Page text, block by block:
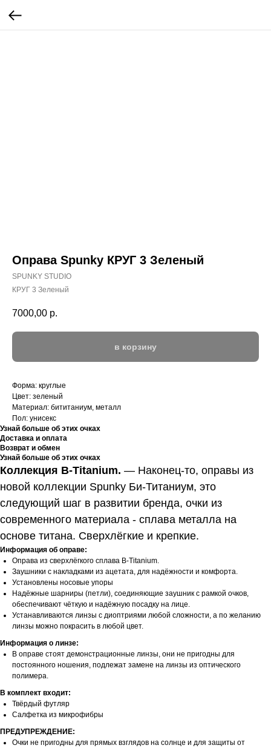
Оправа Spunky КРУГ 3 Зеленый
SPUNKY STUDIO
КРУГ 3 Зеленый
7000,00 р.
в корзину
Форма: круглые
Цвет: зеленый
Материал: бититаниум, металл
Пол: унисекс
Узнай больше об этих очках
Доставка и оплата
Возврат и обмен
Узнай больше об этих очках
Коллекция B-Titanium. — Наконец-то, оправы из
новой коллекции Spunky Би-Титаниум, это
следующий шаг в развитии бренда, очки из
современного материала - сплава металла на
основе титана. Сверхлёгкие и крепкие.
Информация об оправе:
Оправа из сверхлёгкого сплава B-Titanium.
Заушники с накладками из ацетата, для надёжности и комфорта.
Установлены носовые упоры
Надёжные шарниры (петли), соединяющие заушник с рамкой очков,
обеспечивают чёткую и надёжную посадку на лице.
Устанавливаются линзы с диоптриями любой сложности, а по желанию
линзы можно покрасить в любой цвет.
Информация о линзе:
В оправе стоят демонстрационные линзы, они не пригодны для
постоянного ношения, подлежат замене на линзы из оптического
полимера.
В комплект входит:
Твёрдый футляр
Салфетка из микрофибры
ПРЕДУПРЕЖДЕНИЕ:
Очки не пригодны для прямых взглядов на солнце и для защиты от